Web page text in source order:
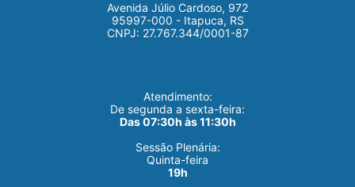
Avenida Júlio Cardoso, 972
95997-000 - Itapuca, RS
CNPJ: 27.767.344/0001-87
Atendimento:
De segunda a sexta-feira:
Das 07:30h às 11:30h
Sessão Plenária:
Quinta-feira
19h